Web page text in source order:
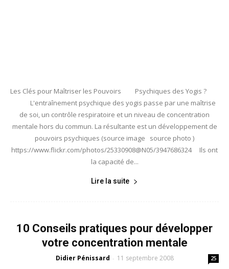
Les Clés pour Maîtriser les Pouvoirs Psychiques des Yogis ?
L'entraînement psychique des yogis passe par une maîtrise
de soi, un contrôle respiratoire et un niveau de concentration
mentale hors du commun. La résultante est un développement de
pouvoirs psychiques (source image source photo )
https://www.flickr.com/photos/25330908@N05/3947686324 Ils ont
la capacité de...
Lire la suite
10 Conseils pratiques pour développer
votre concentration mentale
Didier Pénissard - 11 septembre 2008 25